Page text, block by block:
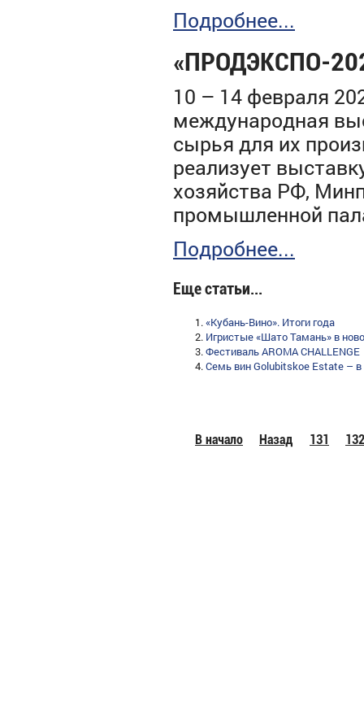
Подробнее...
«ПРОДЭКСПО-
10 – 14 февраля
международная
сырья для их
реализует
хозяйства РФ,
промышленной
Подробнее...
Еще статьи...
«Кубань-Вино». Итоги года
Игристые «Шато Тамань» в
Фестиваль AROMA CHALLENGE
Семь вин Golubitskoe Estate – в
В начало Назад 131 132